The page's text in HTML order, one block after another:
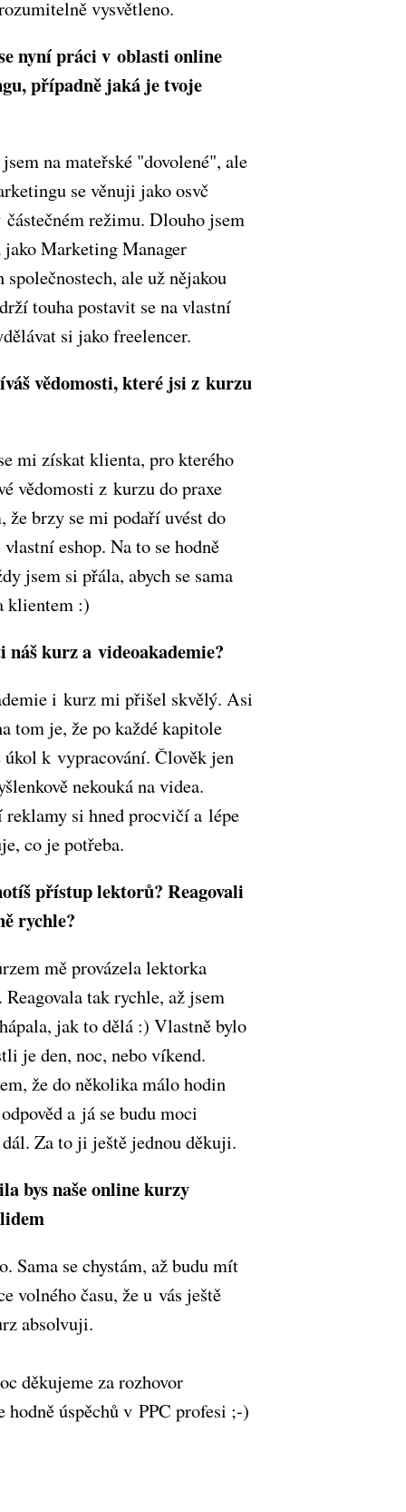
vysvětleno.
nyní práci v oblasti online
případně jaká je tvoje
na mateřské "dovolené", ale
se věnuji jako osvč
částečném režimu. Dlouho jsem
jako Marketing Manager
společnostech, ale už nějakou
touha postavit se na vlastní
si jako freelencer.
vědomosti, které jsi z kurzu
mi získat klienta, pro kterého
vědomosti z kurzu do praxe
že brzy se mi podaří uvést do
eshop. Na to se hodně
jsem si přála, abych se sama
klientem :)
kurz a videoakademie?
i kurz mi přišel skvělý. Asi
tom je, že po každé kapitole
úkol k vypracování. Člověk jen
nekouká na videa.
reklamy si hned procvičí a lépe
co je potřeba.
přístup lektorů? Reagovali
rychle?
mě provázela lektorka
tak rychle, až jsem
jak to dělá :) Vlastně bylo
je den, noc, nebo víkend.
že do několika málo hodin
a já se budu moci
Za to ji ještě jednou děkuji.
bys naše online kurzy
Sama se chystám, až budu mít
volného času, že u vás ještě
absolvuji.
děkujeme za rozhovor
hodně úspěchů v PPC profesi ;-)